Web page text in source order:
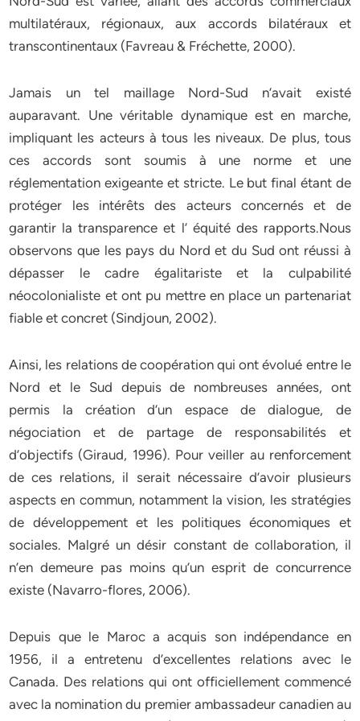
multilatéraux, régionaux, aux accords bilatéraux et
transcontinentaux (Favreau & Fréchette, 2000).
Jamais un tel maillage Nord-Sud n’avait existé
auparavant. Une véritable dynamique est en marche,
impliquant les acteurs à tous les niveaux. De plus, tous
ces accords sont soumis à une norme et une
réglementation exigeante et stricte. Le but final étant de
protéger les intérêts des acteurs concernés et de
garantir la transparence et l’ équité des rapports.Nous
observons que les pays du Nord et du Sud ont réussi à
dépasser le cadre égalitariste et la culpabilité
néocolonialiste et ont pu mettre en place un partenariat
fiable et concret (Sindjoun, 2002).
Ainsi, les relations de coopération qui ont évolué entre le
Nord et le Sud depuis de nombreuses années, ont
permis la création d’un espace de dialogue, de
négociation et de partage de responsabilités et
d’objectifs (Giraud, 1996). Pour veiller au renforcement
de ces relations, il serait nécessaire d’avoir plusieurs
aspects en commun, notamment la vision, les stratégies
de développement et les politiques économiques et
sociales. Malgré un désir constant de collaboration, il
n’en demeure pas moins qu’un esprit de concurrence
existe (Navarro-flores, 2006).
Depuis que le Maroc a acquis son indépendance en
1956, il a entretenu d’excellentes relations avec le
Canada. Des relations qui ont officiellement commencé
avec la nomination du premier ambassadeur canadien au